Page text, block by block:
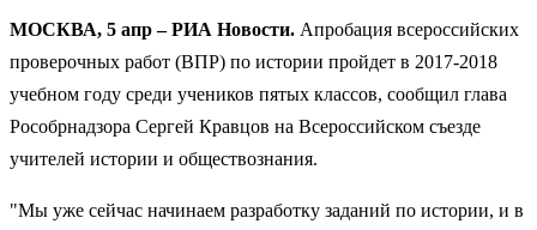
МОСКВА, 5 апр – РИА Новости. Апробация всероссийских
проверочных работ (ВПР) по истории пройдет в 2017-2018
учебном году среди учеников пятых классов, сообщил глава
Рособрнадзора Сергей Кравцов на Всероссийском съезде
учителей истории и обществознания.
"Мы уже сейчас начинаем разработку заданий по истории, и в